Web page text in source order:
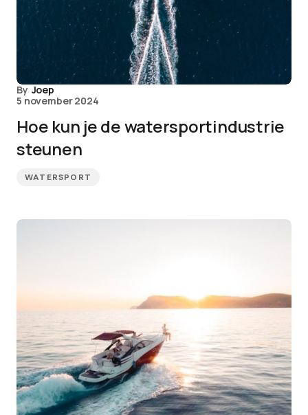
By Joep
5 november 2024
Hoe kun je de watersportindustrie
steunen
WATERSPORT